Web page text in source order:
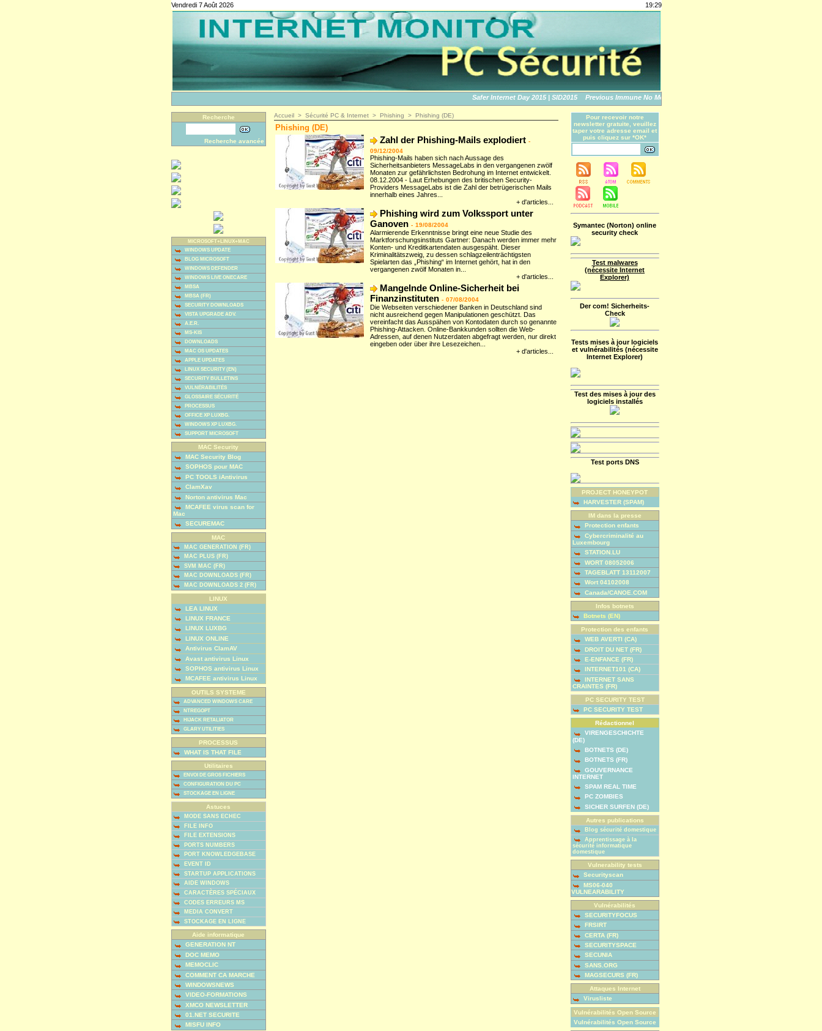
Vendredi 7 Août 2026 19:29
Safer Internet Day 2015 | SID2015 Previous Immune No More: An Apple Story
Recherche
Recherche avancée
MICROSOFT+LINUX+MAC
WINDOWS UPDATE
BLOG MICROSOFT
WINDOWS DEFENDER
WINDOWS LIVE ONECARE
MBSA
MBSA (FR)
SECURITY DOWNLOADS
VISTA UPGRADE ADV.
A.E.R.
MS-KIS
DOWNLOADS
MAC OS UPDATES
APPLE UPDATES
LINUX SECURITY (EN)
SECURITY BULLETINS
VULNÉRABILITÉS
GLOSSAIRE SÉCURITÉ
PROCESSUS
OFFICE XP LUXBG.
WINDOWS XP LUXBG.
SUPPORT MICROSOFT
MAC Security
MAC Security Blog
SOPHOS pour MAC
PC TOOLS iAntivirus
ClamXav
Norton antivirus Mac
MCAFEE virus scan for
Mac
SECUREMAC
MAC
MAC GENERATION (FR)
MAC PLUS (FR)
SVM MAC (FR)
MAC DOWNLOADS (FR)
MAC DOWNLOADS 2 (FR)
LINUX
LEA LINUX
LINUX FRANCE
LINUX LUXBG
LINUX ONLINE
Antivirus ClamAV
Avast antivirus Linux
SOPHOS antivirus Linux
MCAFEE antivirus Linux
OUTILS SYSTEME
ADVANCED WINDOWS CARE
NTREGOPT
HIJACK RETALIATOR
GLARY UTILITIES
PROCESSUS
WHAT IS THAT FILE
Utilitaires
ENVOI DE GROS FICHIERS
CONFIGURATION DU PC
STOCKAGE EN LIGNE
Astuces
MODE SANS ECHEC
FILE INFO
FILE EXTENSIONS
PORTS NUMBERS
PORT KNOWLEDGEBASE
EVENT ID
STARTUP APPLICATIONS
AIDE WINDOWS
CARACTÈRES SPÉCIAUX
CODES ERREURS MS
MEDIA CONVERT
STOCKAGE EN LIGNE
Aide informatique
GENERATION NT
DOC MEMO
MEMOCLIC
COMMENT CA MARCHE
WINDOWSNEWS
VIDEO-FORMATIONS
XMCO NEWSLETTER
01.NET SECURITE
MISFU INFO
Accueil > Sécurité PC & Internet > Phishing > Phishing (DE)
Phishing (DE)
Zahl der Phishing-Mails explodiert -
09/12/2004
Phishing-Mails haben sich nach Aussage des
Sicherheitsanbieters MessageLabs in den vergangenen zwölf
Monaten zur gefährlichsten Bedrohung im Internet entwickelt.
08.12.2004 - Laut Erhebungen des britischen Security-
Providers MessageLabs ist die Zahl der betrügerischen Mails
innerhalb eines Jahres...
+ d'articles...
Phishing wird zum Volkssport unter
Ganoven - 19/08/2004
Alarmierende Erkenntnisse bringt eine neue Studie des
Marktforschungsinstituts Gartner: Danach werden immer mehr
Konten- und Kreditkartendaten ausgespäht. Dieser
Kriminalitätszweig, zu dessen schlagzeilenträchtigsten
Spielarten das „Phishing“ im Internet gehört, hat in den
vergangenen zwölf Monaten in...
+ d'articles...
Mangelnde Online-Sicherheit bei
Finanzinstituten - 07/08/2004
Die Webseiten verschiedener Banken in Deutschland sind
nicht ausreichend gegen Manipulationen geschützt. Das
vereinfacht das Ausspähen von Kontodaten durch so genannte
Phishing-Attacken. Online-Bankkunden sollten die Web-
Adressen, auf denen Nutzerdaten abgefragt werden, nur direkt
eingeben oder über ihre Lesezeichen...
+ d'articles...
Pour recevoir notre
newsletter gratuite, veuillez
taper votre adresse email et
puis cliquez sur *OK*
Symantec (Norton) online
security check
Test malwares
(nécessite Internet
Explorer)
Der com! Sicherheits-
Check
Tests mises à jour logiciels
et vulnérabilités (nécessite
Internet Explorer)
Test des mises à jour des
logiciels installés
Test ports DNS
PROJECT HONEYPOT
HARVESTER (SPAM)
IM dans la presse
Protection enfants
Cybercriminalité au
Luxembourg
STATION.LU
WORT 08052006
TAGEBLATT 13112007
Wort 04102008
Canada/CANOE.COM
Infos botnets
Botnets (EN)
Protection des enfants
WEB AVERTI (CA)
DROIT DU NET (FR)
E-ENFANCE (FR)
INTERNET101 (CA)
INTERNET SANS
CRAINTES (FR)
PC SECURITY TEST
PC SECURITY TEST
Rédactionnel
VIRENGESCHICHTE
(DE)
BOTNETS (DE)
BOTNETS (FR)
GOUVERNANCE
INTERNET
SPAM REAL TIME
PC ZOMBIES
SICHER SURFEN (DE)
Autres publications
Blog sécurité domestique
Apprentissage à la
sécurité informatique
domestique
Vulnerability tests
Securityscan
MS06-040
VULNEARABILITY
Vulnérabilités
SECURITYFOCUS
FRSIRT
CERTA (FR)
SECURITYSPACE
SECUNIA
SANS.ORG
MAGSECURS (FR)
Attaques Internet
Virusliste
Vulnérabilités Open Source
Vulnérabilités Open Source